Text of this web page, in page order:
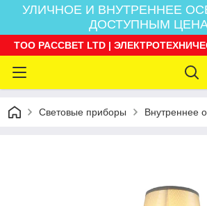
УЛИЧНОЕ И ВНУТРЕННЕЕ
ДОСТУПНЫМ
ТОО РАССВЕТ LTD |
Световые приборы Внутреннее